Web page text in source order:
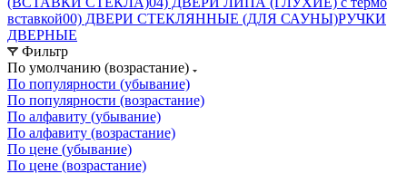
вставкой00) ДВЕРИ СТЕКЛЯННЫЕ (ДЛЯ САУНЫ)РУЧКИ
ДВЕРНЫЕ
Фильтр
По умолчанию (возрастание)
По популярности (убывание)
По популярности (возрастание)
По алфавиту (убывание)
По алфавиту (возрастание)
По цене (убывание)
По цене (возрастание)